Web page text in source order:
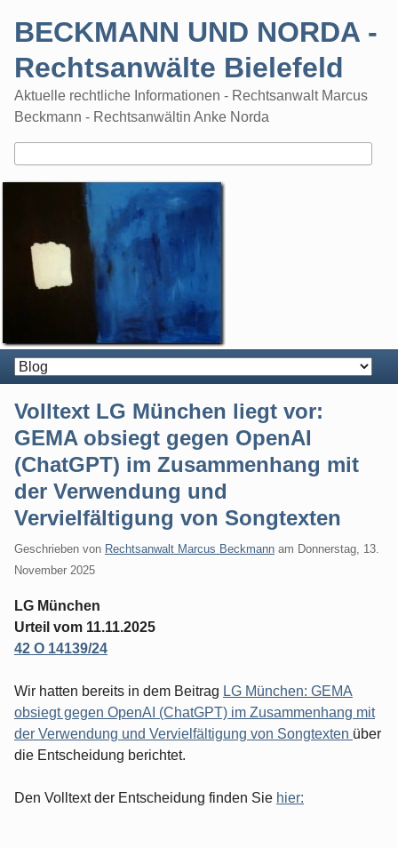
BECKMANN UND NORDA -
Rechtsanwälte Bielefeld
Aktuelle rechtliche Informationen - Rechtsanwalt Marcus
Beckmann - Rechtsanwältin Anke Norda
Volltext LG München liegt vor:
GEMA obsiegt gegen OpenAI
(ChatGPT) im Zusammenhang mit
der Verwendung und
Vervielfältigung von Songtexten
Geschrieben von Rechtsanwalt Marcus Beckmann am Donnerstag, 13.
November 2025
LG München
Urteil vom 11.11.2025
42 O 14139/24
Wir hatten bereits in dem Beitrag LG München: GEMA
obsiegt gegen OpenAI (ChatGPT) im Zusammenhang mit
der Verwendung und Vervielfältigung von Songtexten über
die Entscheidung berichtet.
Den Volltext der Entscheidung finden Sie hier: